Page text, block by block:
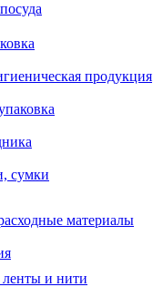
продукция
сумки
материалы
и нити